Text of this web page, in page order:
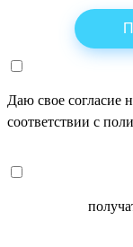
Даю свое согласие
соответствии с